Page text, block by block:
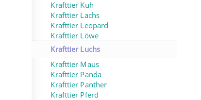
Krafttier Kuh
Krafttier Lachs
Krafttier Leopard
Krafttier Löwe
Krafttier Luchs
Krafttier Maus
Krafttier Panda
Krafttier Panther
Krafttier Pferd